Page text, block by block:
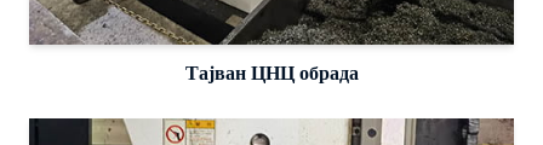
Тајван ЦНЦ обрада